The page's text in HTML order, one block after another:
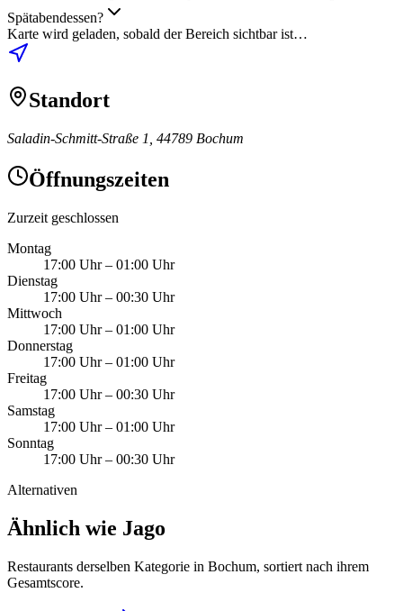
Spätabendessen?
Karte wird geladen, sobald der Bereich sichtbar ist…
Standort
Saladin-Schmitt-Straße 1, 44789 Bochum
Öffnungszeiten
Zurzeit geschlossen
Montag
17:00 Uhr– 01:00 Uhr
Dienstag
17:00 Uhr– 00:30 Uhr
Mittwoch
17:00 Uhr– 01:00 Uhr
Donnerstag
17:00 Uhr– 01:00 Uhr
Freitag
17:00 Uhr– 00:30 Uhr
Samstag
17:00 Uhr– 01:00 Uhr
Sonntag
17:00 Uhr– 00:30 Uhr
Alternativen
Ähnlich wie Jago
Restaurants derselben Kategorie in Bochum, sortiert nach ihrem
Gesamtscore.